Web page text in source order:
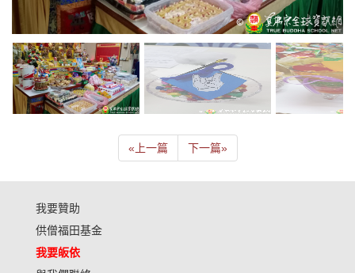
« 上一篇 下一篇»
我要贊助
供僧福田基金
我要皈依